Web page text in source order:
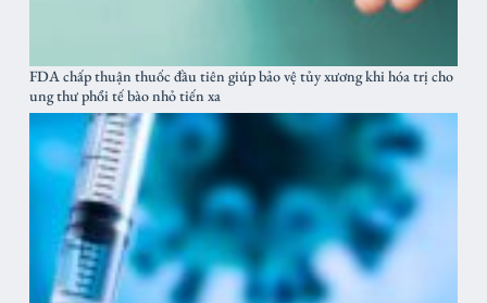
FDA chấp thuận thuốc đầu tiên giúp bảo vệ tủy xương khi hóa trị cho
ung thư phổi tế bào nhỏ tiến xa